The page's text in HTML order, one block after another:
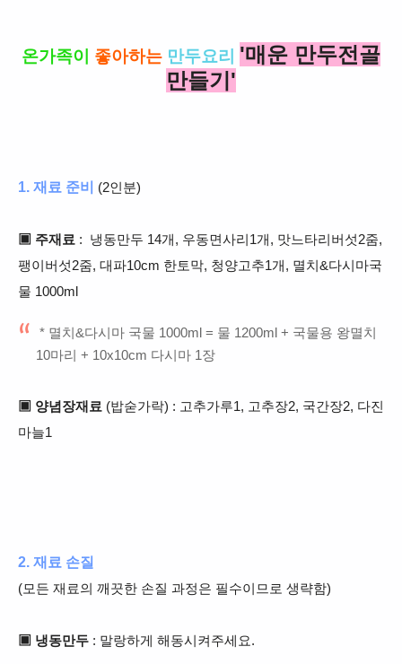
온가족이 좋아하는 만두요리 '매운 만두전골
만들기'
1. 재료 준비 (2인분)
▣ 주재료 : 냉동만두 14개, 우동면사리1개, 맛느타리버섯2줌,
팽이버섯2줌, 대파10cm 한토막, 청양고추1개, 멸치&다시마국
물 1000ml
* 멸치&다시마 국물 1000ml = 물 1200ml + 국물용 왕멸치
10마리 + 10x10cm 다시마 1장
▣ 양념장재료 (밥숟가락) : 고추가루1, 고추장2, 국간장2, 다진
마늘1
2. 재료 손질
(모든 재료의 깨끗한 손질 과정은 필수이므로 생략함)
▣ 냉동만두 : 말랑하게 해동시켜주세요.